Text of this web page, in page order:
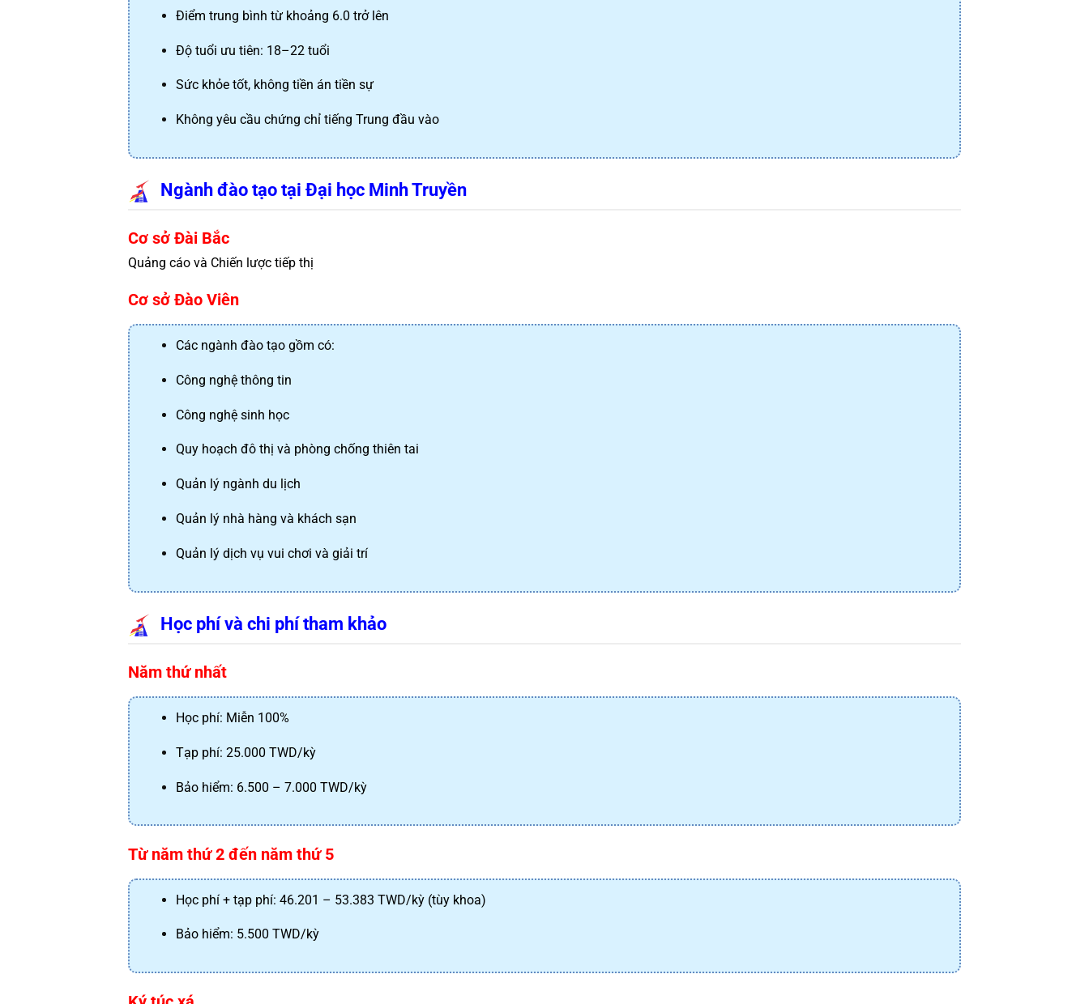
Điểm trung bình từ khoảng 6.0 trở lên
Độ tuổi ưu tiên: 18–22 tuổi
Sức khỏe tốt, không tiền án tiền sự
Không yêu cầu chứng chỉ tiếng Trung đầu vào
Ngành đào tạo tại Đại học Minh Truyền
Cơ sở Đài Bắc
Quảng cáo và Chiến lược tiếp thị
Cơ sở Đào Viên
Các ngành đào tạo gồm có:
Công nghệ thông tin
Công nghệ sinh học
Quy hoạch đô thị và phòng chống thiên tai
Quản lý ngành du lịch
Quản lý nhà hàng và khách sạn
Quản lý dịch vụ vui chơi và giải trí
Học phí và chi phí tham khảo
Năm thứ nhất
Học phí: Miễn 100%
Tạp phí: 25.000 TWD/kỳ
Bảo hiểm: 6.500 – 7.000 TWD/kỳ
Từ năm thứ 2 đến năm thứ 5
Học phí + tạp phí: 46.201 – 53.383 TWD/kỳ (tùy khoa)
Bảo hiểm: 5.500 TWD/kỳ